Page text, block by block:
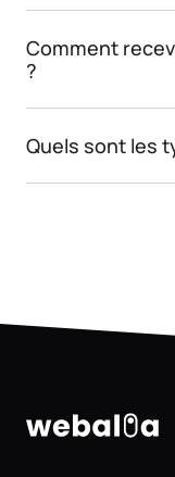
Comment
?
Quels sont les